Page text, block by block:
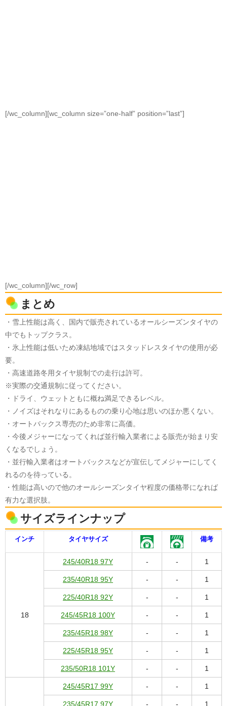
[/wc_column][wc_column size=”one-half” position=”last”]
[/wc_column][/wc_row]
まとめ
・雪上性能は高く、国内で販売されているオールシーズンタイヤの
中でもトップクラス。
・氷上性能は低いため凍結地域ではスタッドレスタイヤの使用が必
要。
・高速道路冬用タイヤ規制での走行は許可。
※実際の交通規制に従ってください。
・ドライ、ウェットともに概ね満足できるレベル。
・ノイズはそれなりにあるものの乗り心地は思いのほか悪くない。
・オートバックス専売のため非常に高価。
・今後メジャーになってくれば並行輸入業者による販売が始まり安
くなるでしょう。
・並行輸入業者はオートバックスなどが宣伝してメジャーにしてく
れるのを待っている。
・性能は高いので他のオールシーズンタイヤ程度の価格帯になれば
有力な選択肢。
サイズラインナップ
インチ タイヤサイズ 備考
18
245/40R18 97Y - - 1
235/40R18 95Y - - 1
225/40R18 92Y - - 1
245/45R18 100Y - - 1
235/45R18 98Y - - 1
225/45R18 95Y - - 1
235/50R18 101Y - - 1
245/45R17 99Y - - 1
235/45R17 97Y - - 1